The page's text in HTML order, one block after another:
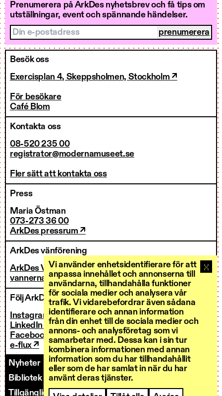
Vi använder enhetsidentifierare för att
anpassa innehållet och annonserna till
användarna, tillhandahålla funktioner
för sociala medier och analysera vår
trafik. Vi vidarebefordrar även sådana
identifierare och annan information
från din enhet till de sociala medier och
annons- och analysföretag som vi
samarbetar med. Dessa kan i sin tur
kombinera informationen med annan
information som du har tillhandahållit
eller som de har samlat in när du har
använt deras tjänster.
Prenumerera på ArkDes nyhetsbrev och få tips om
utställningar, event och spännande händelser.
Din e-postadress
Besök oss
Exercisplan 4, Skeppsholmen, Stockholm ↗
För besökare
Café Blom
Kontakta oss
08-520 235 00
registrator@modernamuseet.se
Fler sätt att kontakta oss
Press
Maria Östman
073-273 36 00
ArkDes pressrum ↗
ArkDes vänförening
ArkDes Vänner
vannerna@arkdes.se
Följ ArkDes
Instagram ↗
LinkedIn ↗
Facebook ↗
e-flux ↗
Nyheter
Kontakt Personal
Fakturering
Bibliotek och forskarservice
Utlysningar
Tillgänglighet